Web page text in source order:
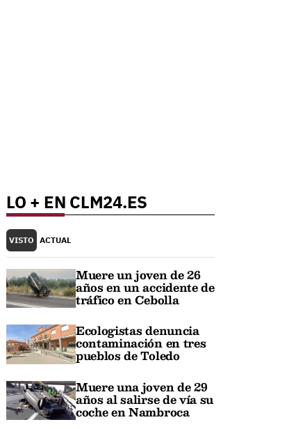
LO + EN CLM24.ES
VISTO ACTUAL
Muere un joven de 26
años en un accidente de
tráfico en Cebolla
Ecologistas denuncia
contaminación en tres
pueblos de Toledo
Muere una joven de 29
años al salirse de vía su
coche en Nambroca